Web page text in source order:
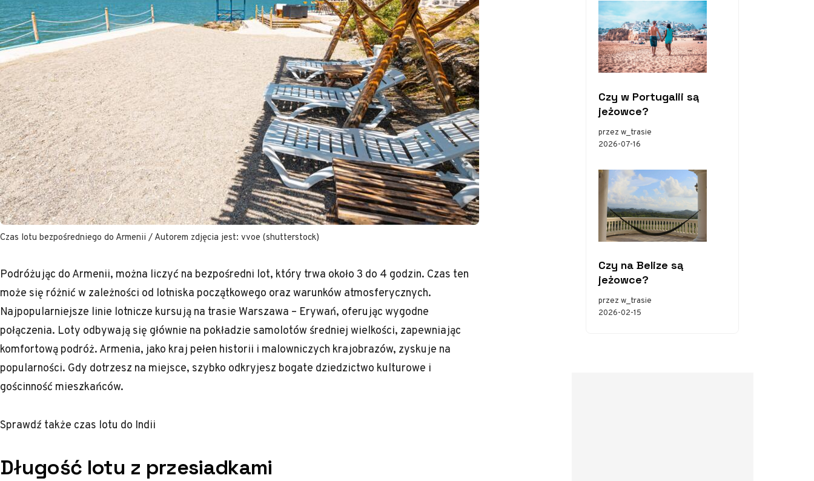
Czas lotu bezpośredniego do Armenii / Autorem zdjęcia jest: vvoe (shutterstock)
Podróżując do Armenii, można liczyć na bezpośredni lot, który trwa około 3 do 4 godzin. Czas ten
może się różnić w zależności od lotniska początkowego oraz warunków atmosferycznych.
Najpopularniejsze linie lotnicze kursują na trasie Warszawa – Erywań, oferując wygodne
połączenia. Loty odbywają się głównie na pokładzie samolotów średniej wielkości, zapewniając
komfortową podróż. Armenia, jako kraj pełen historii i malowniczych krajobrazów, zyskuje na
popularności. Gdy dotrzesz na miejsce, szybko odkryjesz bogate dziedzictwo kulturowe i
gościnność mieszkańców.
Sprawdź także czas lotu do Indii
Długość lotu z przesiadkami
Czy w Portugalii są
jeżowce?
przez w_trasie
2026-07-16
Czy na Belize są
jeżowce?
przez w_trasie
2026-02-15